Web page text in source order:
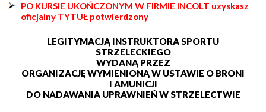
PO KURSIE UKOŃCZONYM W FIRMIE INCOLT uzyskasz
oficjalny TYTUŁ potwierdzony
LEGITYMACJĄ INSTRUKTORA SPORTU
STRZELECKIEGO
WYDANĄ PRZEZ
ORGANIZACJĘ WYMIENIONĄ W USTAWIE O BRONI
I AMUNICJI
DO NADAWANIA UPRAWNIEŃ W STRZELECTWIE